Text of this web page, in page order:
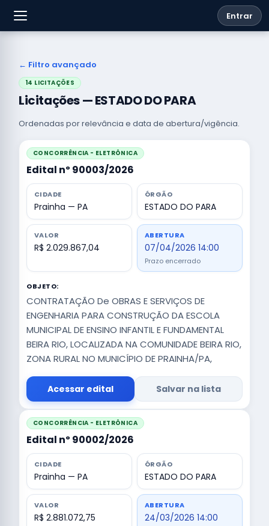
Entrar
← Filtro avançado
14 LICITAÇÕES
Licitações — ESTADO DO PARA
Ordenadas por relevância e data de abertura/vigência.
CONCORRÊNCIA - ELETRÔNICA
Edital nº 90003/2026
CIDADE
Prainha — PA
ÓRGÃO
ESTADO DO PARA
VALOR
R$ 2.029.867,04
ABERTURA
07/04/2026 14:00
Prazo encerrado
OBJETO:
CONTRATAÇÃO De OBRAS E SERVIÇOS DE
ENGENHARIA PARA CONSTRUÇÃO DA ESCOLA
MUNICIPAL DE ENSINO INFANTIL E FUNDAMENTAL
BEIRA RIO, LOCALIZADA NA COMUNIDADE BEIRA RIO,
ZONA RURAL NO MUNICÍPIO DE PRAINHA/PA,
Acessar edital Salvar na lista
CONCORRÊNCIA - ELETRÔNICA
Edital nº 90002/2026
CIDADE
Prainha — PA
ÓRGÃO
ESTADO DO PARA
VALOR
R$ 2.881.072,75
ABERTURA
24/03/2026 14:00